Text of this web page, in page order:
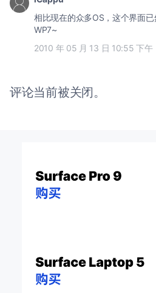
相比现在的众多OS，这个界面
WP7~
2010 年 05 月 13 日 10:55 下午
评论当前被关闭。